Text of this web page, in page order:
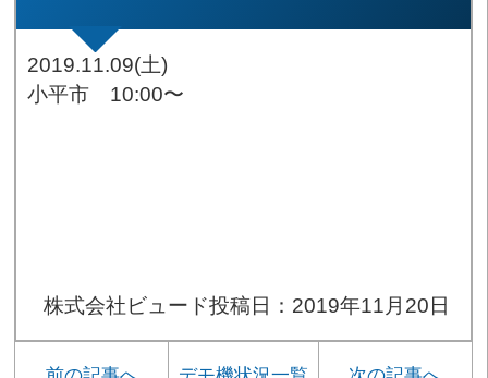
2019.11.09(土)
小平市 10:00〜
株式会社ビュード投稿日：2019年11月20日